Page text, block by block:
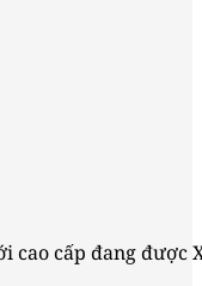
cao cấp đang được